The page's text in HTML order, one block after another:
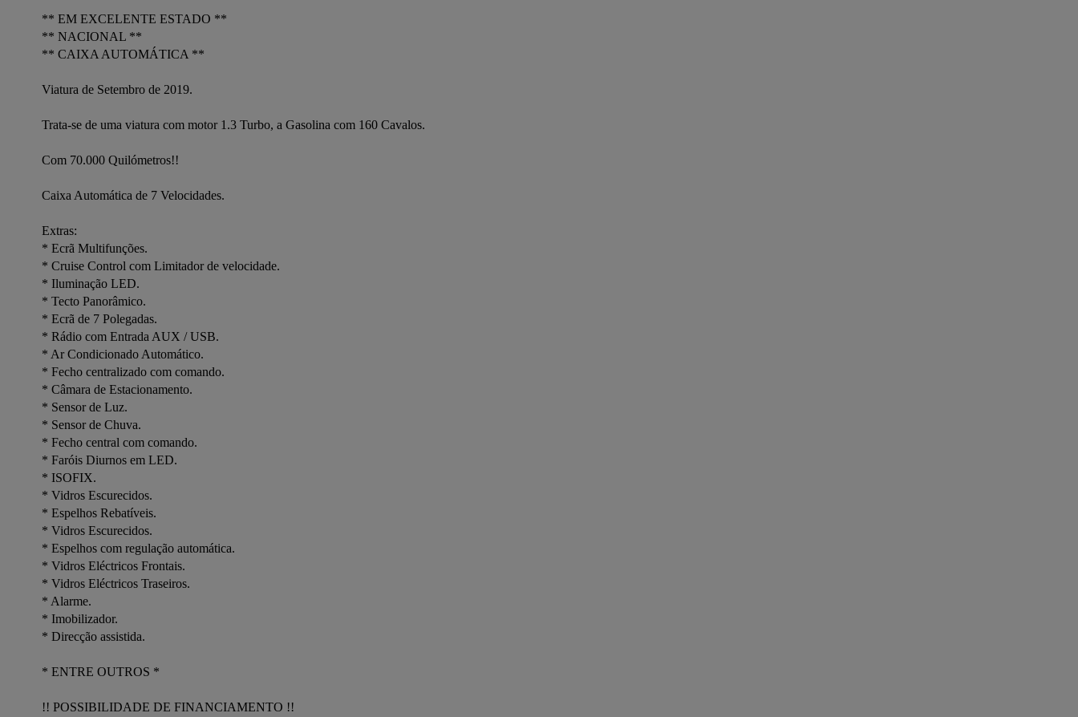
** EM EXCELENTE ESTADO **
** NACIONAL **
** CAIXA AUTOMÁTICA **
Viatura de Setembro de 2019.
Trata-se de uma viatura com motor 1.3 Turbo, a Gasolina com 160 Cavalos.
Com 70.000 Quilómetros!!
Caixa Automática de 7 Velocidades.
Extras:
* Ecrã Multifunções.
* Cruise Control com Limitador de velocidade.
* Iluminação LED.
* Tecto Panorâmico.
* Ecrã de 7 Polegadas.
* Rádio com Entrada AUX / USB.
* Ar Condicionado Automático.
* Fecho centralizado com comando.
* Câmara de Estacionamento.
* Sensor de Luz.
* Sensor de Chuva.
* Fecho central com comando.
* Faróis Diurnos em LED.
* ISOFIX.
* Vidros Escurecidos.
* Espelhos Rebatíveis.
* Vidros Escurecidos.
* Espelhos com regulação automática.
* Vidros Eléctricos Frontais.
* Vidros Eléctricos Traseiros.
* Alarme.
* Imobilizador.
* Direcção assistida.
* ENTRE OUTROS *
!! POSSIBILIDADE DE FINANCIAMENTO !!